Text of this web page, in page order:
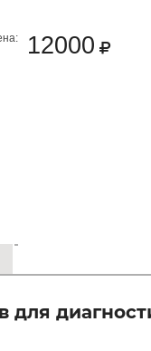
12000
для